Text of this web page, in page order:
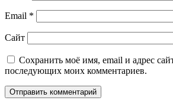
Email *
Сайт
Сохранить моё имя, email и адрес
последующих моих комментариев.